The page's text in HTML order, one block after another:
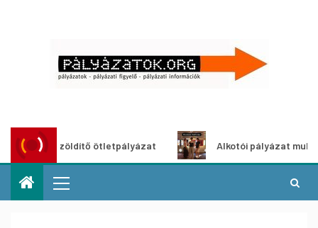
ötletpályázat Alkotói pályázat multimédia-